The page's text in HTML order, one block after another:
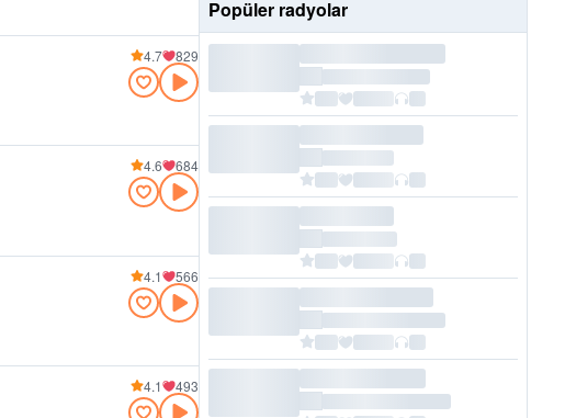
4.7 829
4.6 684
4.1 566
4.1 493
Popüler radyolar